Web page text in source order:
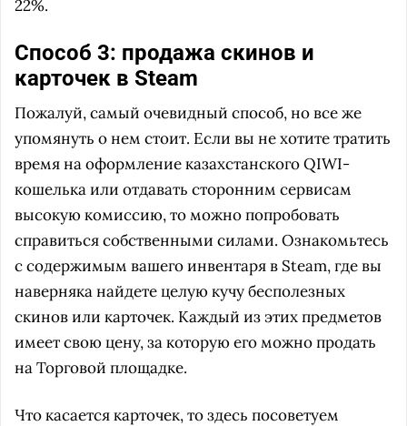
22%.
Способ 3: продажа скинов и
карточек в Steam
Пожалуй, самый очевидный способ, но все же
упомянуть о нем стоит. Если вы не хотите тратить
время на оформление казахстанского QIWI-
кошелька или отдавать сторонним сервисам
высокую комиссию, то можно попробовать
справиться собственными силами. Ознакомьтесь
с содержимым вашего инвентаря в Steam, где вы
наверняка найдете целую кучу бесполезных
скинов или карточек. Каждый из этих предметов
имеет свою цену, за которую его можно продать
на Торговой площадке.
Что касается карточек, то здесь посоветуем